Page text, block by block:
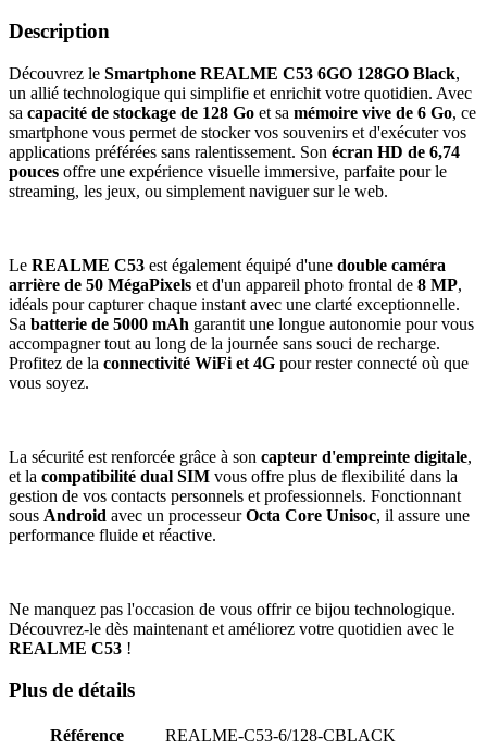
Description
Découvrez le Smartphone REALME C53 6GO 128GO Black,
un allié technologique qui simplifie et enrichit votre quotidien. Avec
sa capacité de stockage de 128 Go et sa mémoire vive de 6 Go, ce
smartphone vous permet de stocker vos souvenirs et d'exécuter vos
applications préférées sans ralentissement. Son écran HD de 6,74
pouces offre une expérience visuelle immersive, parfaite pour le
streaming, les jeux, ou simplement naviguer sur le web.
Le REALME C53 est également équipé d'une double caméra
arrière de 50 MégaPixels et d'un appareil photo frontal de 8 MP,
idéals pour capturer chaque instant avec une clarté exceptionnelle.
Sa batterie de 5000 mAh garantit une longue autonomie pour vous
accompagner tout au long de la journée sans souci de recharge.
Profitez de la connectivité WiFi et 4G pour rester connecté où que
vous soyez.
La sécurité est renforcée grâce à son capteur d'empreinte digitale,
et la compatibilité dual SIM vous offre plus de flexibilité dans la
gestion de vos contacts personnels et professionnels. Fonctionnant
sous Android avec un processeurOcta Core Unisoc, il assure une
performance fluide et réactive.
Ne manquez pas l'occasion de vous offrir ce bijou technologique.
Découvrez-le dès maintenant et améliorez votre quotidien avec le
REALME C53 !
Plus de détails
Référence
REALME-C53-6/128-CBLACK